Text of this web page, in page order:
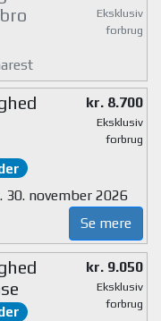
Eksklusiv
forbrug
kr. 8.700
Eksklusiv
forbrug
30. november 2026
Se mere
kr. 9.050
Eksklusiv
forbrug